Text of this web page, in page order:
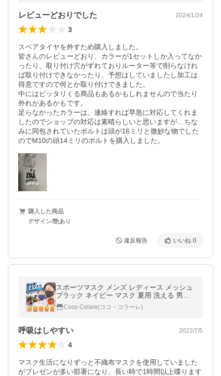
レビューどおりでした 2024/1/24
3
スペアタイヤを外すため購入しました。
皆さんのレビューどおり、カラーが1セットしか入ってなか
ったり、取り付け穴がずれておりルーター等で削らなけれ
ば取り付けできなかったり、予想はしていましたし加工は
得意ですので何とか取り付けできました。
中にはピッタリくる商品もあるかもしれませんので当たり
外れがあるかもです。
足らなかったカラーは、連絡すれば早急に対応してくれま
したのでショップの対応は素晴らしいと思いますが…ちな
みに同包されていたボルトは頭が16ミリと微妙な物でした
のでM10の頭14ミリのボルトを購入しました。
購入した商品
デザイン/艶あり
違反報告 いいね 0
スポーツマスク メンズ レディース メッシュ
ブラック ネイビー マスク 夏用 洗える 男女
兼用 息苦しくない 速乾 ベルキューナ
Coco Colare(ココ・コラーレ)
呼吸はしやすい 2022/7/5
4
マスク生活になりずっと不織布マスクを使用していました
がプレゼンが多い部署になり、長い時で1時間以上喋ります